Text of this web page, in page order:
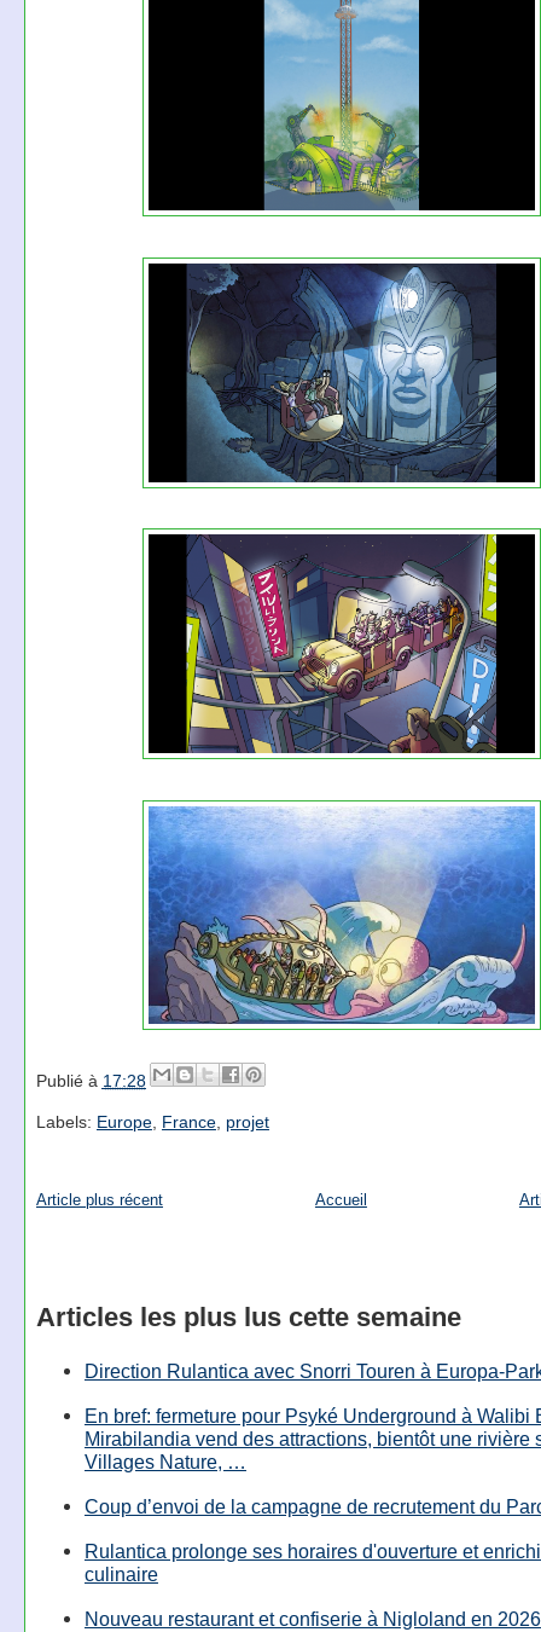
Publié à 17:28
Labels: Europe, France, projet
Article plus récent Accueil
Articles les plus lus cette semaine
Direction Rulantica avec Snorri Touren à Europa-
En bref: fermeture pour Psyké Underground à Walibi
Mirabilandia vend des attractions, bientôt une rivière
Villages Nature, …
Coup d’envoi de la campagne de recrutement du
Rulantica prolonge ses horaires d'ouverture et
culinaire
Nouveau restaurant et confiserie à Nigloland en 2026